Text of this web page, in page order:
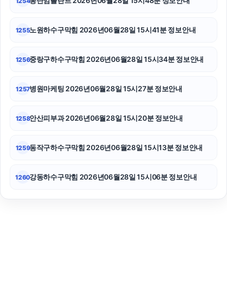
1255노원하수구막힘 2026년06월28일 15시41분 정보안내
1256중랑구하수구막힘 2026년06월28일 15시34분 정보안내
1257병원마케팅 2026년06월28일 15시27분 정보안내
1258안산피부과 2026년06월28일 15시20분 정보안내
1259동작구하수구막힘 2026년06월28일 15시13분 정보안내
1260강동하수구막힘 2026년06월28일 15시06분 정보안내